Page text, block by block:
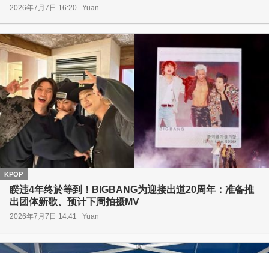
2026年7月7日 16:20 Yuan
KPOP
睽违4年终於等到！BIGBANG为迎接出道20周年：准备推
出团体新歌、预计下周拍摄MV
2026年7月7日 14:41 Yuan